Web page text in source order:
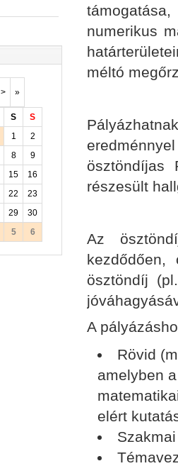
> »
S
S
1
2
8
9
15
16
22
23
29
30
5 6
numerikus
méltó
ösztöndíjas
részesült
Az
ösztöndíj
A
Rövid
amelyben
elért